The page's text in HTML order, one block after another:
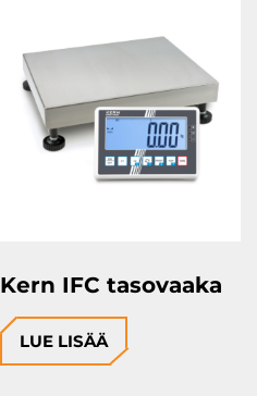
Kern IFC tasovaaka
LUE LISÄÄ